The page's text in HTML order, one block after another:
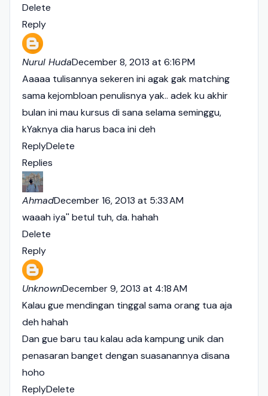
Delete
Reply
Nurul HudaDecember 8, 2013 at 6:16 PM
Aaaaa tulisannya sekeren ini agak gak matching
sama kejombloan penulisnya yak.. adek ku akhir
bulan ini mau kursus di sana selama seminggu,
kYaknya dia harus baca ini deh
ReplyDelete
Replies
AhmadDecember 16, 2013 at 5:33 AM
waaah iya'' betul tuh, da. hahah
Delete
Reply
UnknownDecember 9, 2013 at 4:18 AM
Kalau gue mendingan tinggal sama orang tua aja
deh hahah
Dan gue baru tau kalau ada kampung unik dan
penasaran banget dengan suasanannya disana
hoho
ReplyDelete